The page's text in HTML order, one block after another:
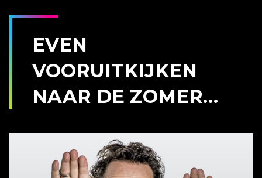
EVEN
VOORUITKIJKEN
NAAR DE ZOMER…